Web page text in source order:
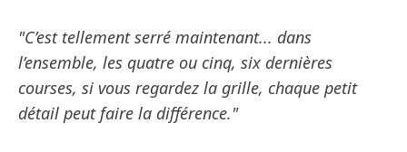
"C’est tellement serré maintenant... dans
l’ensemble, les quatre ou cinq, six dernières
courses, si vous regardez la grille, chaque petit
détail peut faire la différence."